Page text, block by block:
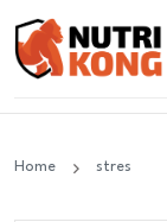
Home stres